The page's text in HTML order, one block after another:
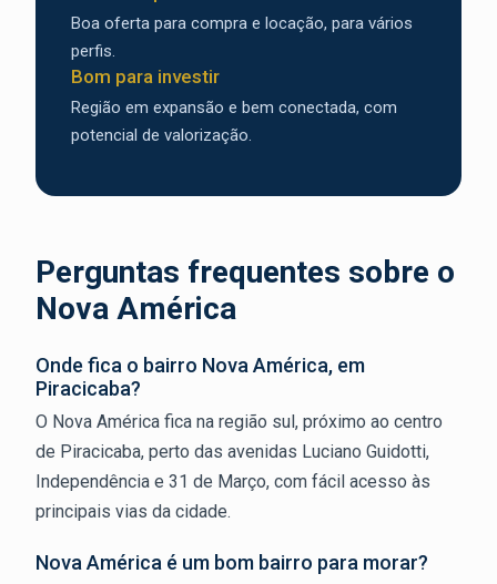
Boa oferta para compra e locação, para vários
perfis.
Bom para investir
Região em expansão e bem conectada, com
potencial de valorização.
Perguntas frequentes sobre o
Nova América
Onde fica o bairro Nova América, em
Piracicaba?
O Nova América fica na região sul, próximo ao centro
de Piracicaba, perto das avenidas Luciano Guidotti,
Independência e 31 de Março, com fácil acesso às
principais vias da cidade.
Nova América é um bom bairro para morar?